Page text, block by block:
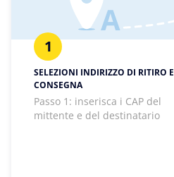
1
SELEZIONI INDIRIZZO DI RITIRO E
CONSEGNA
Passo 1: inserisca i CAP del
mittente e del destinatario